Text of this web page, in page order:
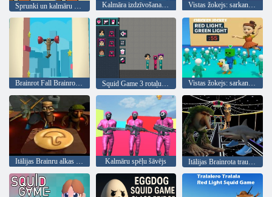
Kalmāra izdzīvošanas spēle Vistas žokejs: sarkana gaisma, zaļa gaisma
Brainrot Fall Brainrot piedzīvojumu spēle Squid Game 3 rotaļu laukums Vistas žokejs: sarkana gaiši zaļa gaisma
Kalmāru spēļu šāvējs Itālijas Brainrota trauslais tilta kalmārs